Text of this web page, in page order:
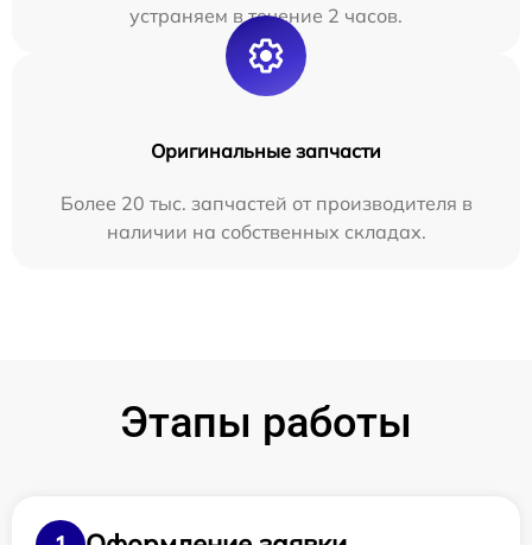
устраняем в течение 2 часов.
Оригинальные запчасти
Более 20 тыс. запчастей от производителя в
наличии на собственных складах.
Этапы работы